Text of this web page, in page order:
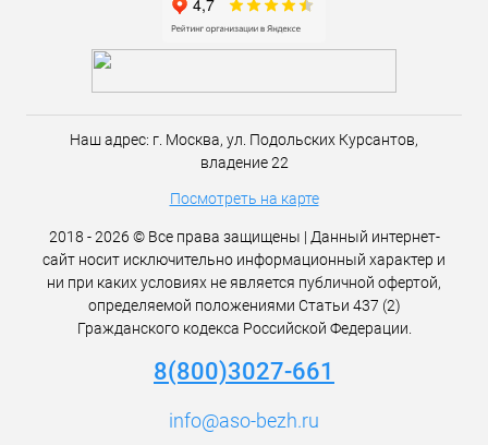
Наш адрес: г. Москва, ул. Подольских Курсантов,
владение 22
Посмотреть на карте
2018 - 2026 © Все права защищены | Данный интернет-
сайт носит исключительно информационный характер и
ни при каких условиях не является публичной офертой,
определяемой положениями Статьи 437 (2)
Гражданского кодекса Российской Федерации.
8(800)3027-661
info@aso-bezh.ru